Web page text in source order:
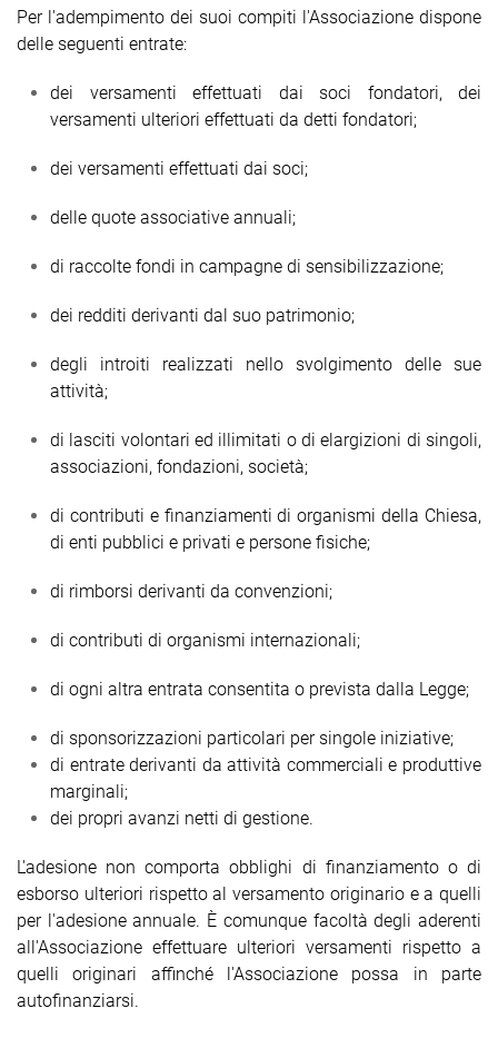
Per l'adempimento dei suoi compiti l'Associazione dispone
delle seguenti entrate:
dei versamenti effettuati dai soci fondatori, dei
versamenti ulteriori effettuati da detti fondatori;
dei versamenti effettuati dai soci;
delle quote associative annuali;
di raccolte fondi in campagne di sensibilizzazione;
dei redditi derivanti dal suo patrimonio;
degli introiti realizzati nello svolgimento delle sue
attività;
di lasciti volontari ed illimitati o di elargizioni di singoli,
associazioni, fondazioni, società;
di contributi e finanziamenti di organismi della Chiesa,
di enti pubblici e privati e persone fisiche;
di rimborsi derivanti da convenzioni;
di contributi di organismi internazionali;
di ogni altra entrata consentita o prevista dalla Legge;
di sponsorizzazioni particolari per singole iniziative;
di entrate derivanti da attività commerciali e produttive
marginali;
dei propri avanzi netti di gestione.
L'adesione non comporta obblighi di finanziamento o di
esborso ulteriori rispetto al versamento originario e a quelli
per l'adesione annuale. È comunque facoltà degli aderenti
all'Associazione effettuare ulteriori versamenti rispetto a
quelli originari affinché l'Associazione possa in parte
autofinanziarsi.